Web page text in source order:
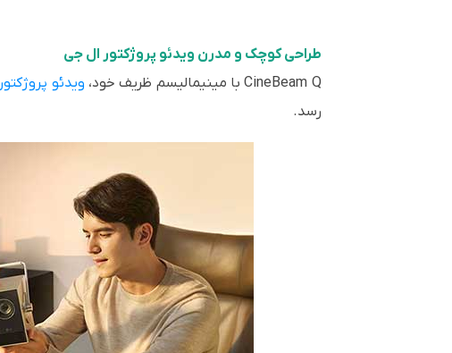
طراحی کوچک و مدرن ویدئو پروژکتور ال جی
CineBeam Q با مینیمالیسم ظریف خود،
ویدئو پروژکتور
رسد.